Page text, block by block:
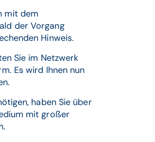
mit dem
der Vorgang
Hinweis.
Sie im Netzwerk
Es wird Ihnen nun
haben Sie über
mit großer